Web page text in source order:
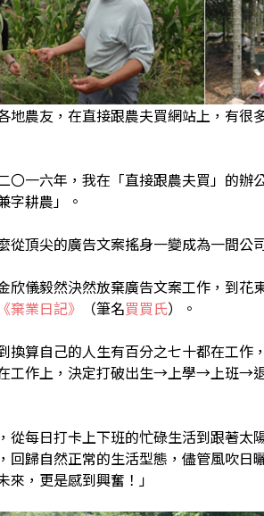
農友，在直接跟農夫買網站上，有很
〇一六年，我在「直接跟農夫買」的辦
字耕農」。
從頂尖的廣告文案搖身一變成為一間公
欣儀毅然決然放棄廣告文案工作，到花
《棄業日記》 （筆名買買氏）。
換算自己的人生有百分之七十都在工作
工作上，決定打破出生→上學→上班→
從每日打卡上下班的忙碌生活到跟著太
回歸自然正常的生活型態，儘管風吹
來，更是感到興奮！」